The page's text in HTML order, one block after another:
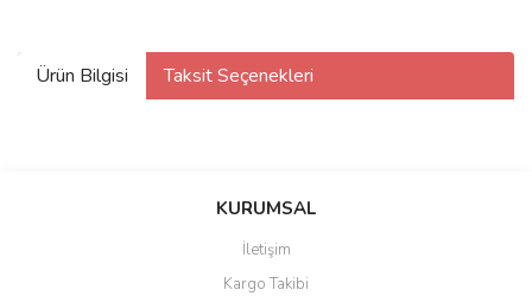
Ürün Bilgisi Taksit Seçenekleri
KURUMSAL
İletişim
Kargo Takibi